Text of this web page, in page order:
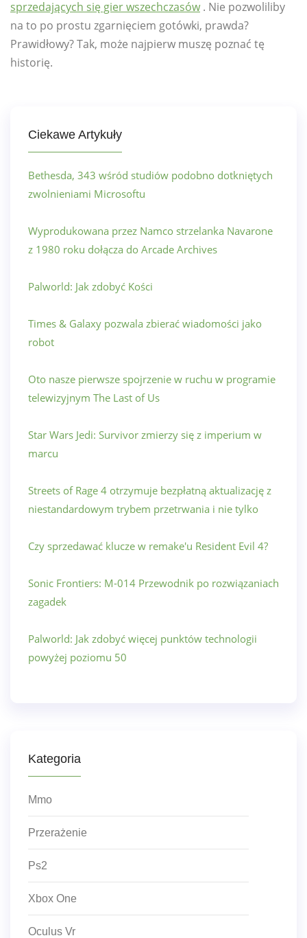
sprzedających się gier wszechczasów. Nie pozwoliliby
na to po prostu zgarnięciem gotówki, prawda?
Prawidłowy? Tak, może najpierw muszę poznać tę
historię.
Ciekawe Artykuły
Bethesda, 343 wśród studiów podobno dotkniętych
zwolnieniami Microsoftu
Wyprodukowana przez Namco strzelanka Navarone
z 1980 roku dołącza do Arcade Archives
Palworld: Jak zdobyć Kości
Times & Galaxy pozwala zbierać wiadomości jako
robot
Oto nasze pierwsze spojrzenie w ruchu w programie
telewizyjnym The Last of Us
Star Wars Jedi: Survivor zmierzy się z imperium w
marcu
Streets of Rage 4 otrzymuje bezpłatną aktualizację z
niestandardowym trybem przetrwania i nie tylko
Czy sprzedawać klucze w remake'u Resident Evil 4?
Sonic Frontiers: M-014 Przewodnik po rozwiązaniach
zagadek
Palworld: Jak zdobyć więcej punktów technologii
powyżej poziomu 50
Kategoria
Mmo
Przerażenie
Ps2
Xbox One
Oculus Vr